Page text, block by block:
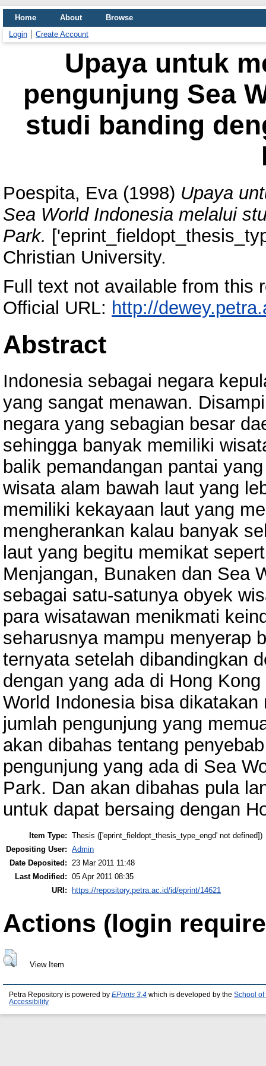
Home About
Browse
Login
Create Account
Upaya untuk
pengunjung Sea
studi banding
Poespita, Eva(1998) Upaya
Sea World Indonesia melalui
Park.
Christian University.
Full text not available from this
Official URL: http://
Abstract
Indonesia sebagai negara
yang sangat menawan.
negara yang sebagian besar
sehingga banyak memiliki
balik pemandangan pantai
wisata alam bawah laut yang
memiliki kekayaan laut yang
mengherankan kalau banyak
laut yang begitu memikat
Menjangan, Bunaken dan Sea
sebagai satu-satunya obyek
para wisatawan menikmati
seharusnya mampu menyerap
ternyata setelah dibandingkan
dengan yang ada di Hong
World Indonesia bisa
jumlah pengunjung yang
akan dibahas tentang
pengunjung yang ada di Sea
Park. Dan akan dibahas pula
untuk dapat bersaing dengan
Item Type: Thesis (['eprint_fieldopt_thesis_type_engd' not defined])
Depositing User: Admin
Date Deposited:
23 Mar 2011 11:48
Last Modified: 05 Apr 2011 08:35
URI: https://repository.petra.ac.id/id/eprint/14621
Actions (login
View Item
Petra Repository is powered by EPrints 3.4 which is developed by the School of
Accessibility